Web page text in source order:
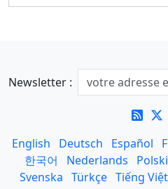
Newsletter :
English Deutsch Español
한국어
Nederlands Polski
Svenska Türkçe Tiếng Việt